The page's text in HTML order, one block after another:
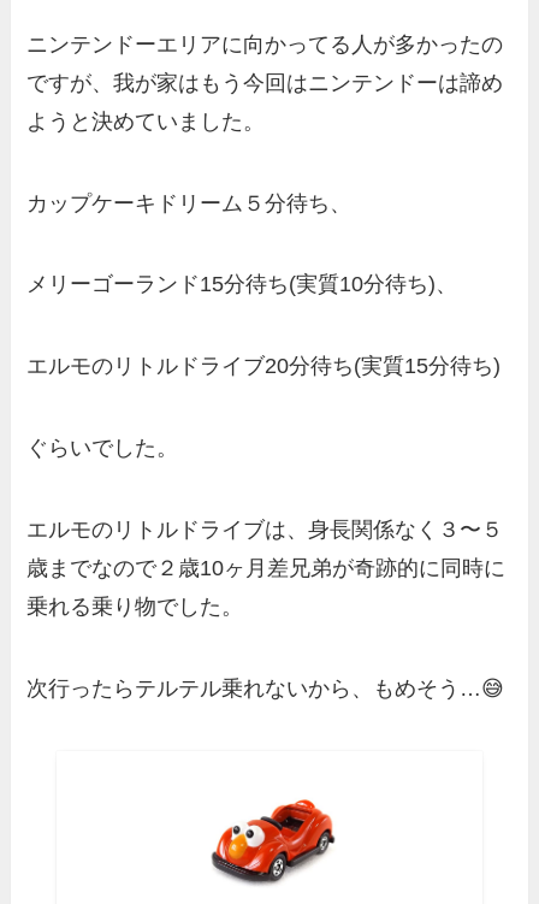
ニンテンドーエリアに向かってる人が多かったの
ですが、我が家はもう今回はニンテンドーは諦め
ようと決めていました。
カップケーキドリーム５分待ち、
メリーゴーランド15分待ち(実質10分待ち)、
エルモのリトルドライブ20分待ち(実質15分待ち)
ぐらいでした。
エルモのリトルドライブは、身長関係なく３〜５
歳までなので２歳10ヶ月差兄弟が奇跡的に同時に
乗れる乗り物でした。
次行ったらテルテル乗れないから、もめそう…😅